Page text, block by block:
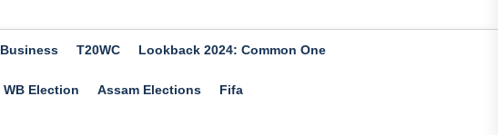
Business T20WC Lookback 2024: Common One
WB Election Assam Elections Fifa